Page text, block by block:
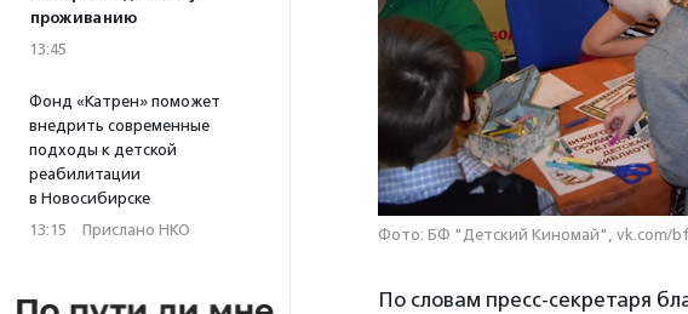
проживанию
13:45
Фонд «Катрен» поможет
внедрить современные
подходы к детской
реабилитации
в Новосибирске
13:15 · Прислано НКО Фото: БФ "Детский Киномай", vk.com/
По словам пресс-секретаря